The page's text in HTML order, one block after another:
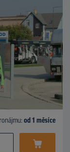
od 1 měsíce